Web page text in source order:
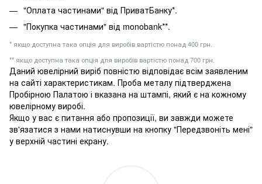
"Оплата частинами" від ПриватБанку*.
"Покупка частинами" від monobank**.
* якщо доступна така опція для виробів вартістю понад 400 грн.
** якщо доступна така опція для виробів вартістю понад 700 грн.
Даний ювелірний виріб повністю відповідає всім заявленим
на сайті характеристикам. Проба металу підтверджена
Пробірною Палатою і вказана на штампі, який є на кожному
ювелірному виробі.
Якщо у вас є питання або пропозиції, ви завжди можете
зв'язатися з нами натиснувши на кнопку "Передзвоніть мені"
у верхній частині екрану.